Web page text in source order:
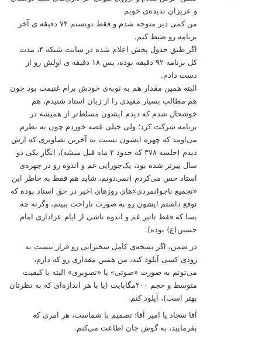
و عزیزان ندیده‌ی خوبم
من کمی دیر متوجه شدم و فقط تونستم ۷۴ دقیقه ی آخر
برنامه رو ضبط کنم.
اگر طبق حدول پخش اعلام شده در سایت شبکه ۴، مدت
کل برنامه ۹۲ دقیقه بوده، پس ۱۸ دقیقه ی اولش رو از
دست دادم.
البته همین مقدار هم به نوبه‌ی خودش برام غنیمت بود چون
هم مطالب بسیار مفیدی را از زبان استاد شنیدم، هم
خوشحال شدم که دیدم ایشون مسلط‌تر از همیشه در
برنامه شرکت کرد؛ ولی خیلی غصه خوردم چون به نظرم
می‌اومد که چهره ایشون نسبت به آخرین تصاویری که ازش
دیدم (جلسه ۳۷۸ که حدود ۲ ماه قبل میشه)، انگار یکی دو
سال پیرتر شده بود، یک‌جورایی غم و اندوه رو در چهره‌ی
استاد حس می‌کردم (نمی‌دونم، شاید هم فقط به خاطر این
«تجمیع ناجوانمردی‌»های روزهای اخیر در حق استاد بوده که
توقع داشتم ایشون رو به صورت ناراحت ببینم، وگرنه چه
بسا که فقط تاثیر غم و اندوه ناشی از ایام عزاداری امام
حسین‌(ع) بوده).
در ضمن، اگر نسخه‌ی کامل سخنرانی رو قرار نیست به
زودی کسی آپلود کنه، من همین مقداری رو که دارم،
می‌تونم به صورت «صوتی» یا «تصویری» البته با کیفیت
متوسط و حجم ۲۰۰مگابایت (یا با هر اندازه‌ای که به نظرتان
بهتر است)، آپلود کنم.
آقا سجاد یا امیر آقا؛ تصمیم با شماست، هر امری که
بفرمایید، به گوش جان اطاعت می‌کنم.